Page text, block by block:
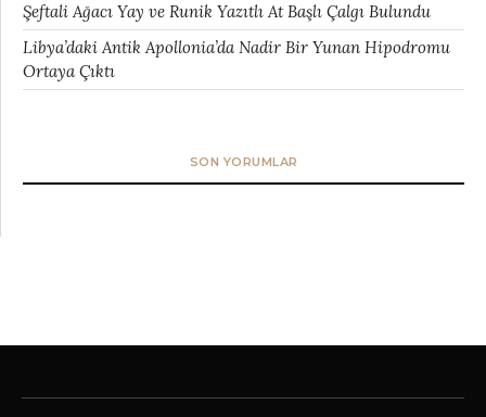
Şeftali Ağacı Yay ve Runik Yazıtlı At Başlı Çalgı Bulundu
Libya’daki Antik Apollonia’da Nadir Bir Yunan Hipodromu
Ortaya Çıktı
SON YORUMLAR